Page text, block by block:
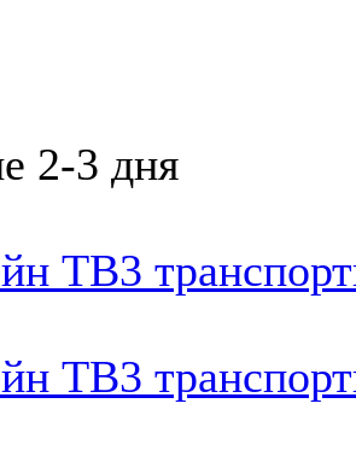
2-3 дня
ТВ3
ТВ3